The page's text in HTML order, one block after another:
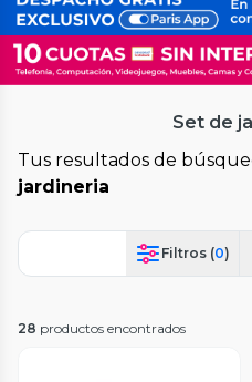
Set de
Tus resultados de
jardineria
Filtros (0)
28 productos encontrados